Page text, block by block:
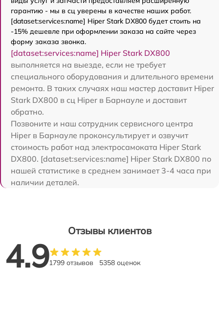
гарантию - мы в сц уверены в качестве наших работ.
[dataset:services:name] Hiper Stark DX800 будет стоить на
-15% дешевле при оформлении заказа на сайте через
форму заказа звонка.
[dataset:services:name] Hiper Stark DX800
выполняется на выезде, если не требует
специального оборудования и длительного времени
ремонта. В таких случаях наш мастер доставит Hiper
Stark DX800 в сц Hiper в Барнауле и доставит
обратно.
Позвоните и наш сотрудник сервисного центра
Hiper в Барнауле проконсультирует и озвучит
стоимость работ над электросамоката Hiper Stark
DX800. [dataset:services:name] Hiper Stark DX800 по
нашей статистике в среднем занимает 3-4 часа при
наличии деталей.
Отзывы клиентов
4.91799 отзывов 5358 оценок